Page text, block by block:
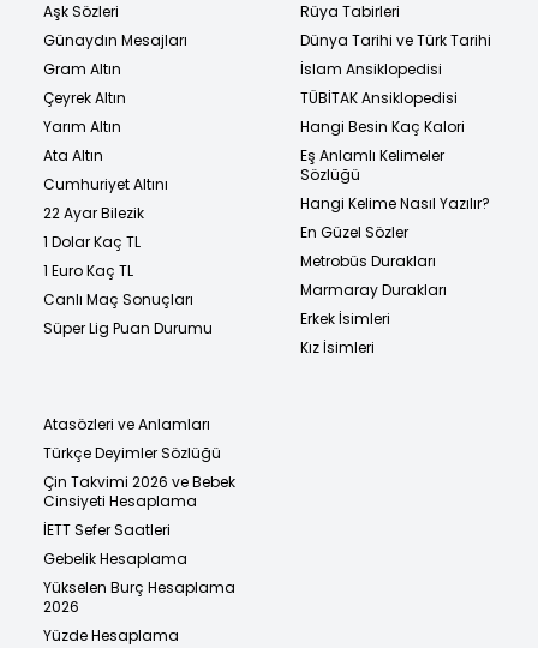
Aşk Sözleri
Günaydın Mesajları
Gram Altın
Çeyrek Altın
Yarım Altın
Ata Altın
Cumhuriyet Altını
22 Ayar Bilezik
1 Dolar Kaç TL
1 Euro Kaç TL
Canlı Maç Sonuçları
Süper Lig Puan Durumu
Rüya Tabirleri
Dünya Tarihi ve Türk Tarihi
İslam Ansiklopedisi
TÜBİTAK Ansiklopedisi
Hangi Besin Kaç Kalori
Eş Anlamlı Kelimeler
Sözlüğü
Hangi Kelime Nasıl Yazılır?
En Güzel Sözler
Metrobüs Durakları
Marmaray Durakları
Erkek İsimleri
Kız İsimleri
Atasözleri ve Anlamları
Türkçe Deyimler Sözlüğü
Çin Takvimi 2026 ve Bebek
Cinsiyeti Hesaplama
İETT Sefer Saatleri
Gebelik Hesaplama
Yükselen Burç Hesaplama
2026
Yüzde Hesaplama